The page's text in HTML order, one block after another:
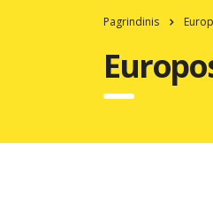
Pagrindinis